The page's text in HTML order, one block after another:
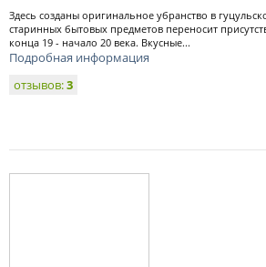
Здесь созданы оригинальное убранство в
старинных бытовых предметов переносит
конца 19 - начало 20 века. Вкусные...
Подробная информация
отзывов:3